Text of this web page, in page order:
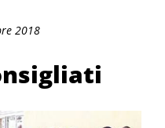
2018